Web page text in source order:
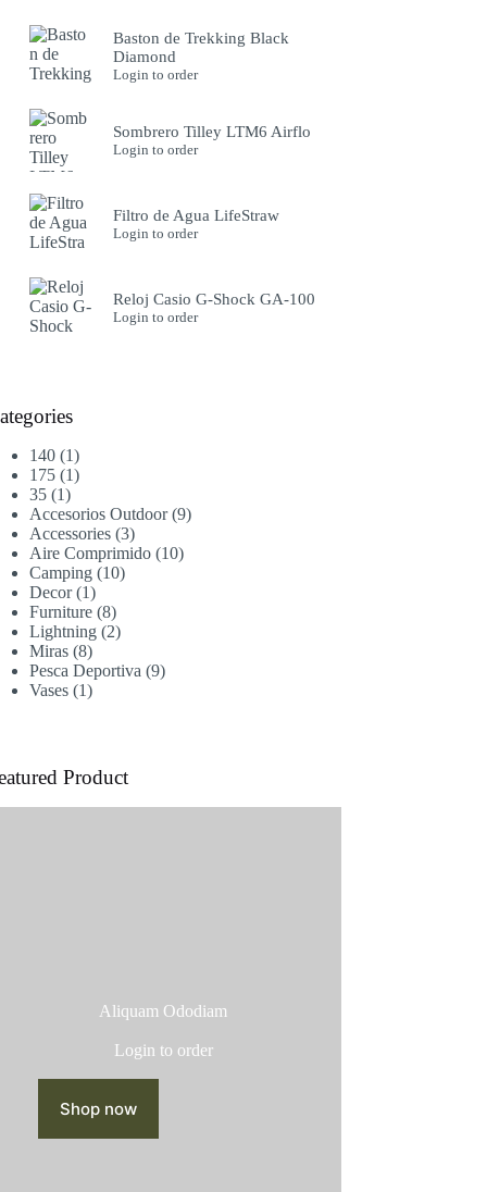
Baston de Trekking Black
Diamond
Login to order
Sombrero Tilley LTM6 Airflo
Login to order
Filtro de Agua LifeStraw
Login to order
Reloj Casio G-Shock GA-100
Login to order
140 11
producto
175 11
35 11
producto
Accesorios Outdoor 99
Accessories 33
productos
Aire Comprimido 1010
Camping 1010
Decor 11
producto
Furniture 88
productos
Lightning 22
Miras 88
productos
Pesca Deportiva 99
Vases 11
Product
Aliquam Ododiam
Login to order
Shop now